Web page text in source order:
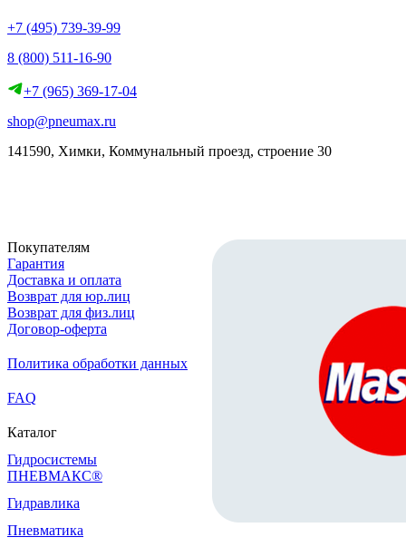
+7 (495) 739-39-99
8 (800) 511-16-90
+7 (965) 369-17-04
shop@pneumax.ru
141590, Химки, Коммунальный проезд, строение 30
Покупателям
Гарантия
Доставка и оплата
Возврат для юр.лиц
Возврат для физ.лиц
Договор-оферта
Политика обработки данных
FAQ
Каталог
Гидросистемы
ПНЕВМАКС®
Гидравлика
Пневматика